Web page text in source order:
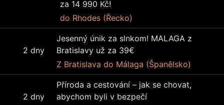
za 14 990 Kč!
do Rhodes (Řecko)
2 dny
Jesenný únik za slnkom! MALAGA z
Bratislavy už za 39€
Z Bratislava do Málaga (Španělsko)
2 dny
Příroda a cestování – jak se chovat,
abychom byli v bezpečí